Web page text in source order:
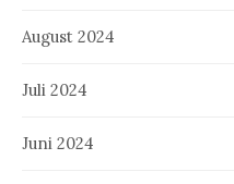
August 2024
Juli 2024
Juni 2024